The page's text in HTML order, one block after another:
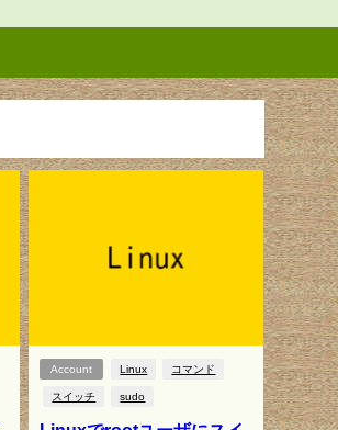
Account Linux コマンド
スイッチ sudo